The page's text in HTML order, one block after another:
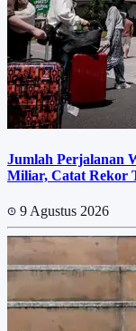
Jumlah Perjalanan
Miliar, Catat Rekor
9 Agustus 2026